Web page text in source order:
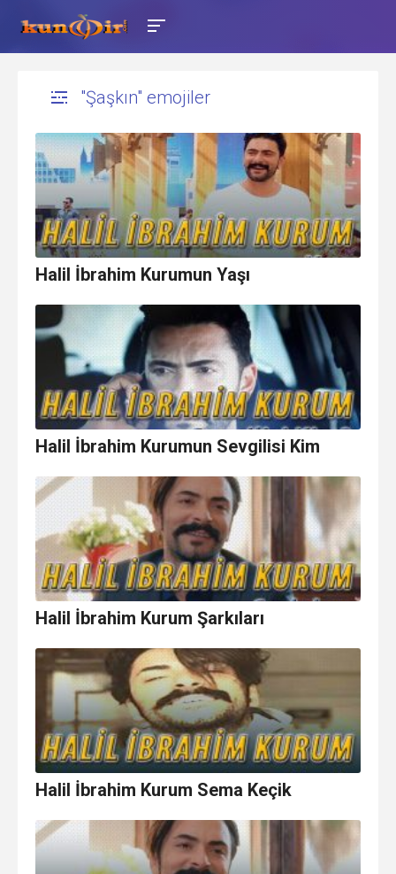
"Şaşkın" emojiler
Halil İbrahim Kurumun Yaşı
Halil İbrahim Kurumun Sevgilisi Kim
Halil İbrahim Kurum Şarkıları
Halil İbrahim Kurum Sema Keçik